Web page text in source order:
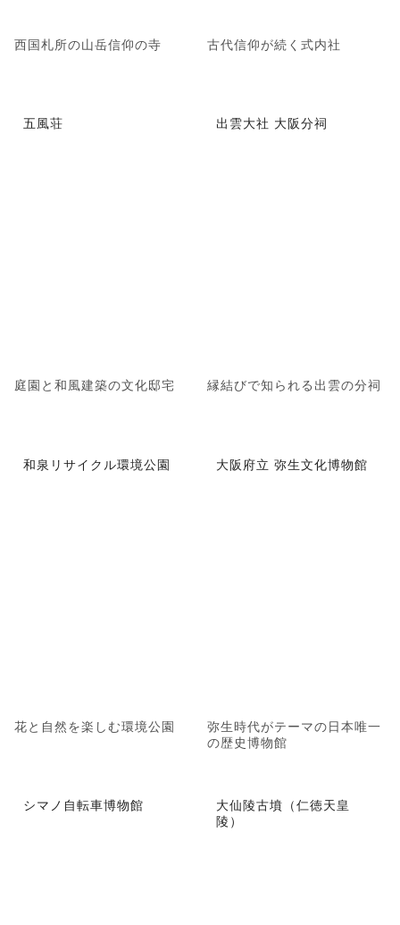
西国札所の山岳信仰の寺 古代信仰が続く式内社
五風荘
庭園と和風建築の文化邸宅
出雲大社 大阪分祠
縁結びで知られる出雲の分祠
和泉リサイクル環境公園
花と自然を楽しむ環境公園
大阪府立 弥生文化博物館
弥生時代がテーマの日本唯一
の歴史博物館
シマノ自転車博物館
大仙陵古墳（仁徳天皇
陵）